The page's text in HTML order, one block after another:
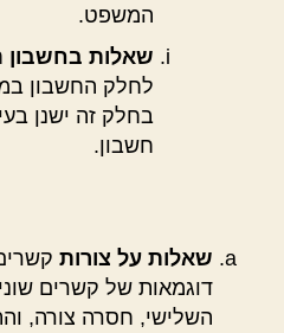
המשפט.
שאלות בחשבון
לחלק החשבון
בחלק זה ישנן
חשבון.
שאלות על צורות
דוגמאות של קשרים
השלישי, חסרה צורה,